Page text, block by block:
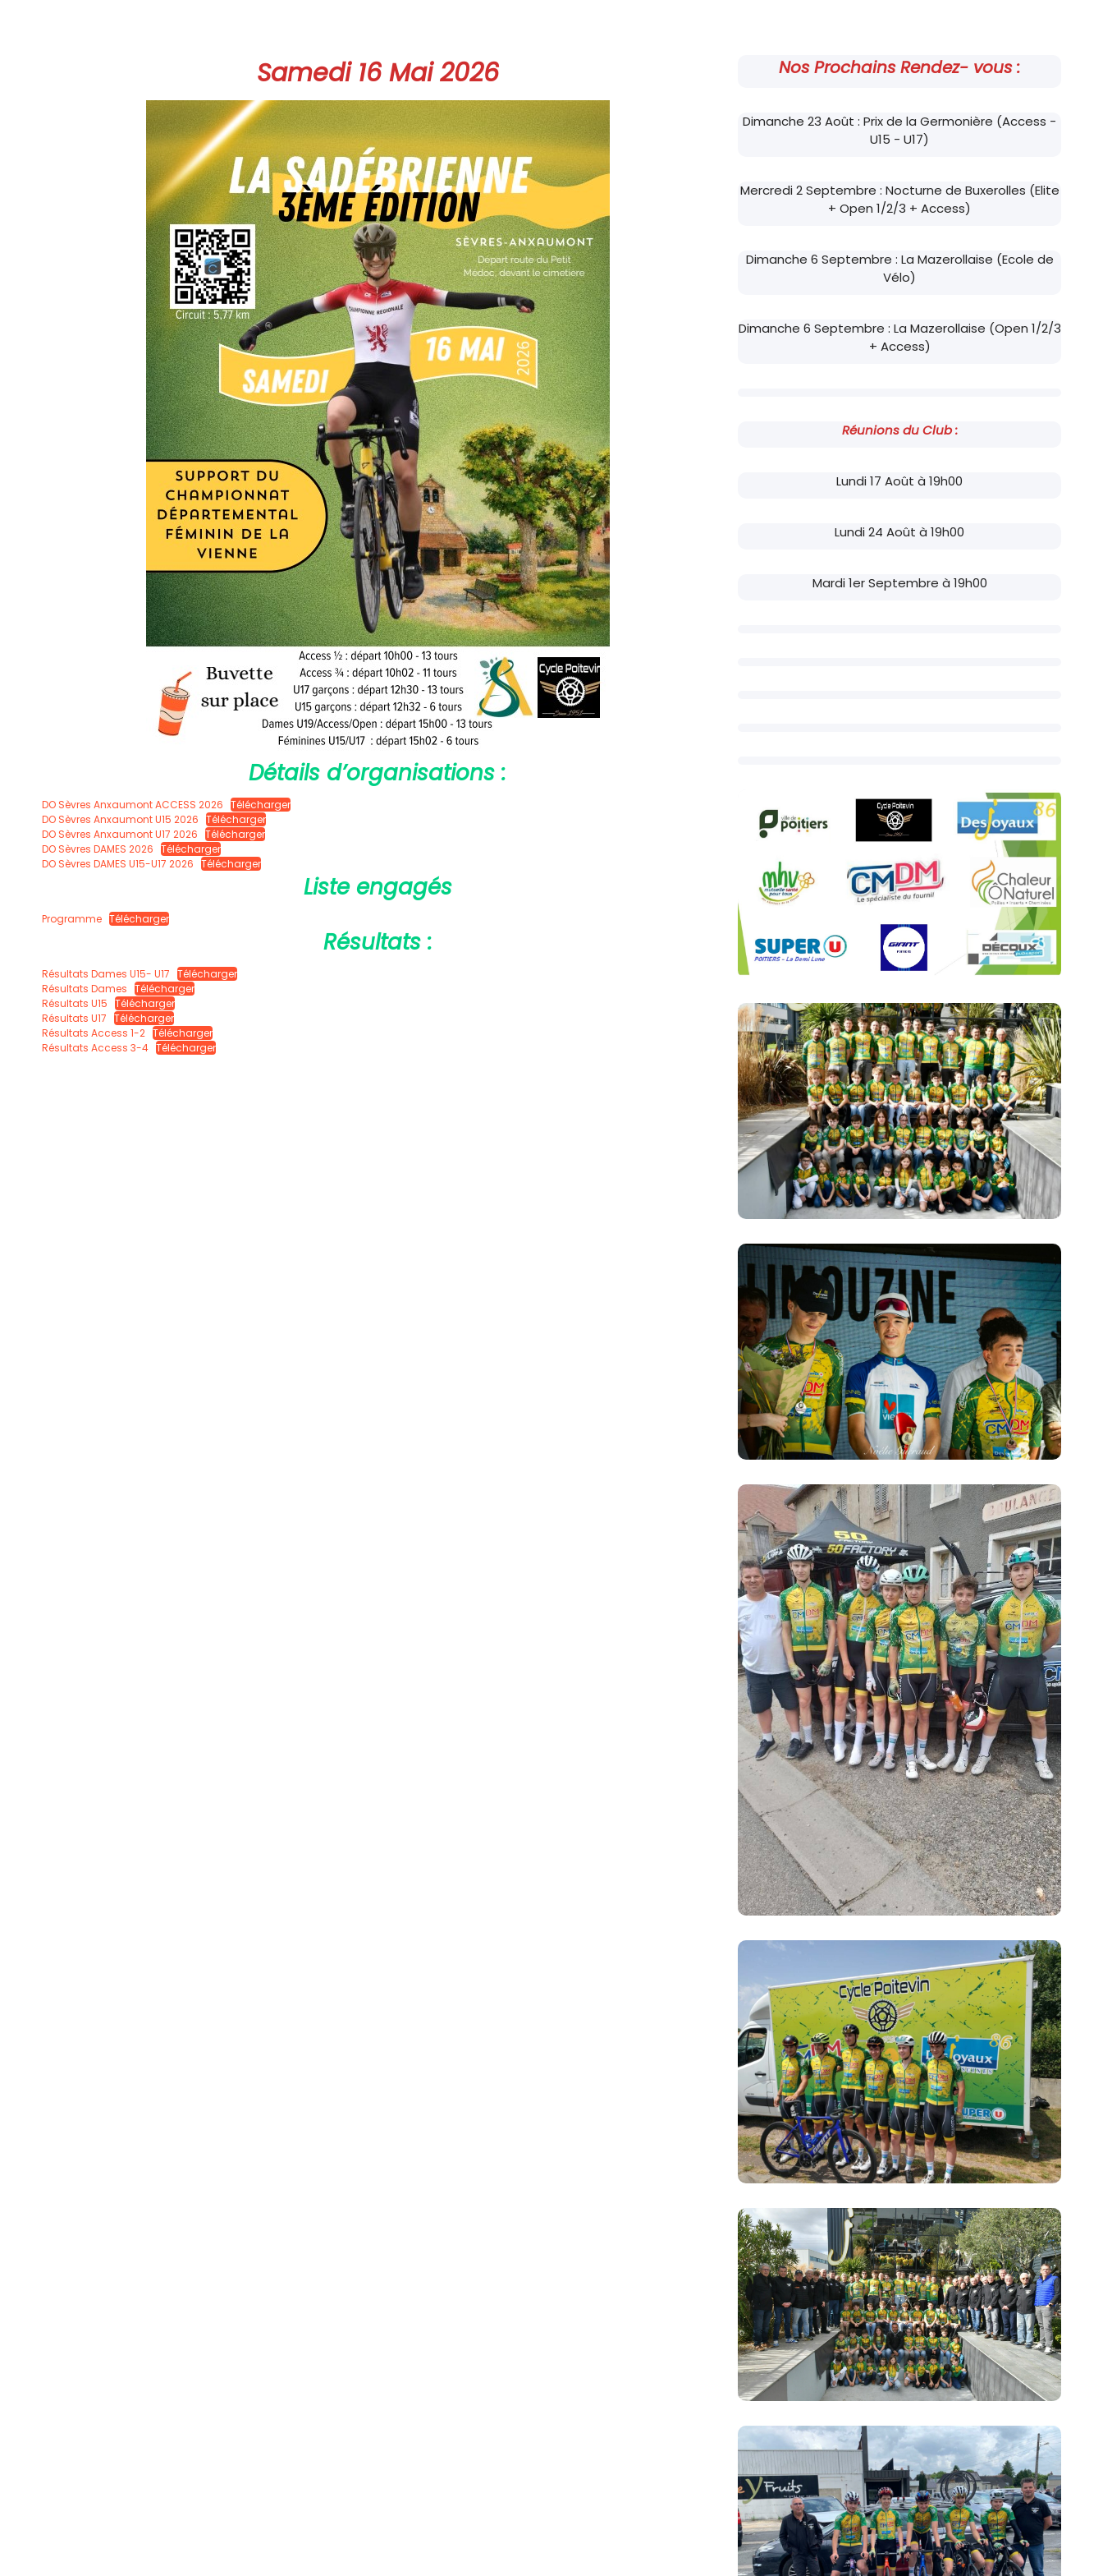
Samedi 16 Mai 2026
Détails d’organisations :
DO Sèvres Anxaumont ACCESS 2026 Télécharger
DO Sèvres Anxaumont U15 2026 Télécharger
DO Sèvres Anxaumont U17 2026 Télécharger
DO Sèvres DAMES 2026 Télécharger
DO Sèvres DAMES U15-U17 2026 Télécharger
Liste engagés
Programme Télécharger
Résultats :
Résultats Dames U15- U17 Télécharger
Résultats Dames Télécharger
Résultats U15 Télécharger
Résultats U17 Télécharger
Résultats Access 1-2 Télécharger
Résultats Access 3-4 Télécharger
Nos Prochains Rendez- vous :
Dimanche 23 Août : Prix de la Germonière (Access -
U15 - U17)
Mercredi 2 Septembre : Nocturne de Buxerolles (Elite
+ Open 1/2/3 + Access)
Dimanche 6 Septembre : La Mazerollaise (Ecole de
Vélo)
Dimanche 6 Septembre : La Mazerollaise (Open 1/2/3
+ Access)
Réunions du Club :
Lundi 17 Août à 19h00
Lundi 24 Août à 19h00
Mardi 1er Septembre à 19h00